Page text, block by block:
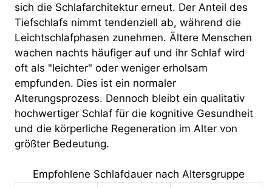
sich die Schlafarchitektur erneut. Der Anteil des
Tiefschlafs nimmt tendenziell ab, während die
Leichtschlafphasen zunehmen. Ältere Menschen
wachen nachts häufiger auf und ihr Schlaf wird
oft als "leichter" oder weniger erholsam
empfunden. Dies ist ein normaler
Alterungsprozess. Dennoch bleibt ein qualitativ
hochwertiger Schlaf für die kognitive Gesundheit
und die körperliche Regeneration im Alter von
größter Bedeutung.
Empfohlene Schlafdauer nach Altersgruppe